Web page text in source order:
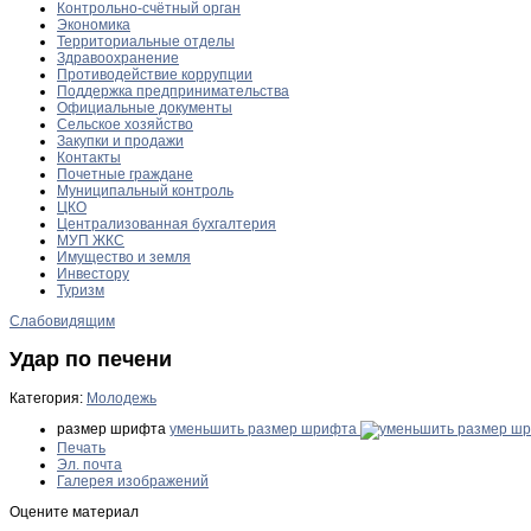
Контрольно-счётный орган
Экономика
Территориальные отделы
Здравоохранение
Противодействие коррупции
Поддержка предпринимательства
Официальные документы
Сельское хозяйство
Закупки и продажи
Контакты
Почетные граждане
Муниципальный контроль
ЦКО
Централизованная бухгалтерия
МУП ЖКС
Имущество и земля
Инвестору
Туризм
Слабовидящим
Удар по печени
Категория: Молодежь
размер шрифта уменьшить размер шрифта
Печать
Эл. почта
Галерея изображений
Оцените материал